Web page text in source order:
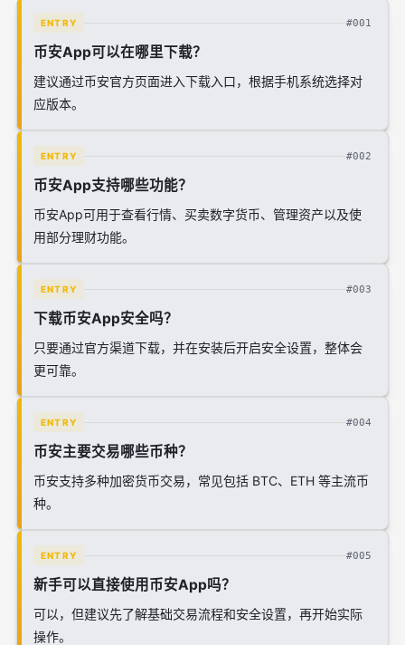
ENTRY #001
币安App可以在哪里下载？
建议通过币安官方页面进入下载入口，根据手机系统选择对
应版本。
ENTRY #002
币安App支持哪些功能？
币安App可用于查看行情、买卖数字货币、管理资产以及使
用部分理财功能。
ENTRY #003
下载币安App安全吗？
只要通过官方渠道下载，并在安装后开启安全设置，整体会
更可靠。
ENTRY #004
币安主要交易哪些币种？
币安支持多种加密货币交易，常见包括 BTC、ETH 等主流币
种。
ENTRY #005
新手可以直接使用币安App吗？
可以，但建议先了解基础交易流程和安全设置，再开始实际
操作。